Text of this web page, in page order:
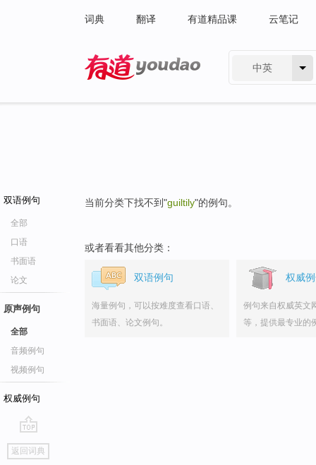
词典 翻译 有道精品课 云笔记
中英
双语例句
全部
口语
书面语
论文
原声例句
全部
音频例句
视频例句
权威例句
go
top
返回词典
当前分类下找不到"guiltily"的例句。
或者看看其他分类：
双语例句
海量例句，可以按难度查看口语、
书面语、论文例句。
权威
例句来自权威英文
等，提供最专业的